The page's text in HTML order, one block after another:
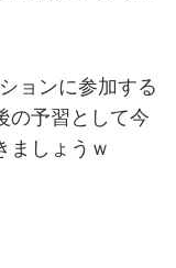
ョンに参加する
の予習として今
ましょうｗ